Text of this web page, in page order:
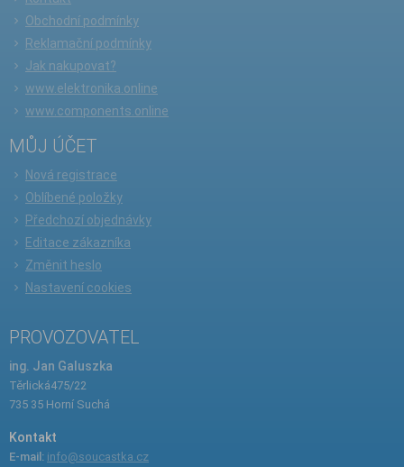
Obchodní podmínky
Reklamační podmínky
Jak nakupovat?
www.elektronika.online
www.components.online
MŮJ ÚČET
Nová registrace
Oblíbené položky
Předchozí objednávky
Editace zákazníka
Změnit heslo
Nastavení cookies
PROVOZOVATEL
ing. Jan Galuszka
Těrlická475/22
735 35 Horní Suchá
Kontakt
E-mail: info@soucastka.cz